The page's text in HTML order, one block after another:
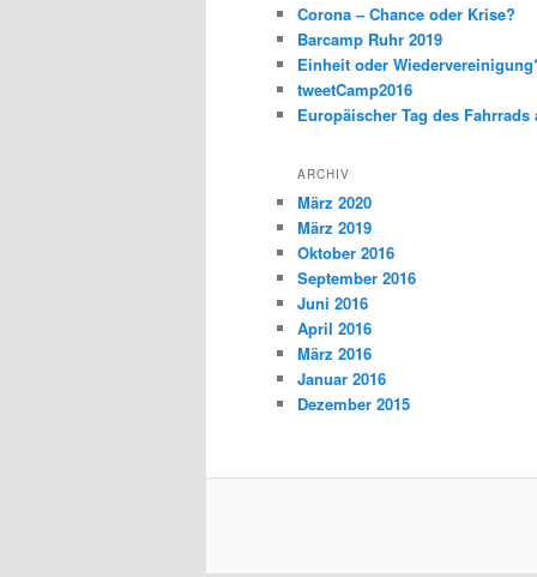
Corona – Chance oder Krise?
Barcamp Ruhr 2019
Einheit oder
tweetCamp2016
Europäischer Tag des Fahrrads
ARCHIV
März 2020
März 2019
Oktober 2016
September 2016
Juni 2016
April 2016
März 2016
Januar 2016
Dezember 2015